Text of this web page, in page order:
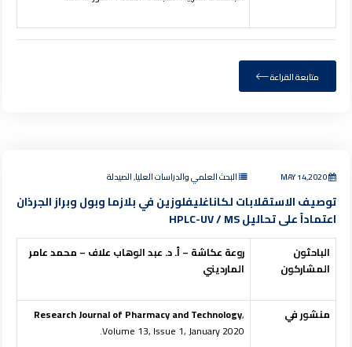
متابعة القراءة
MAY 14,2020 البحث العلمي والدراسات العليا, الصيدلة
توصيف الاستقلابات لكاناغليفلوزين في بلازما وبول وبراز الجرذان
اعتماداً على تحاليل HPLC-UV / MS
الباحثون
المشاركون
روعة عكاشة – أ. د. عبد الوهاب علاف – محمد عامر
المارديني
منشور في Research Journal of Pharmacy and Technology,
Volume 13, Issue 1, January 2020.